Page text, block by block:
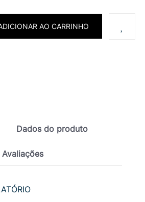
AO CARRINHO
Dados do produto
Avaliações